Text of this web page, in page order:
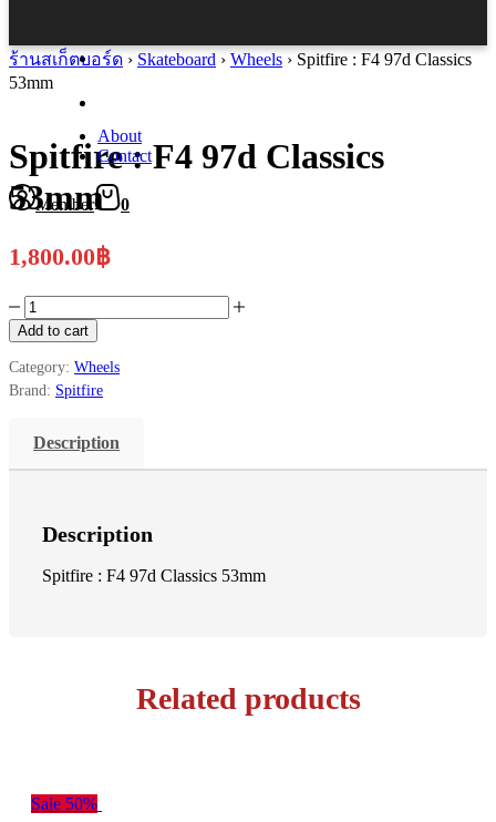
About
Contact
Member 0
ร้านสเก็ตบอร์ด › Skateboard › Wheels › Spitfire : F4 97d Classics
53mm
Spitfire : F4 97d Classics
53mm
1,800.00฿
Spitfire
:
F4
97d
Classics
53mm
Add to cart
Category: Wheels
Brand: Spitfire
Description
Description
Spitfire : F4 97d Classics 53mm
Related products
Sale 50%